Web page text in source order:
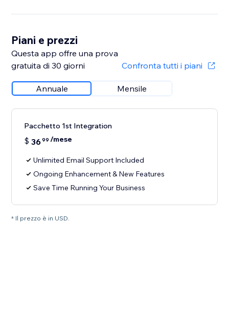
Piani e prezzi
Questa app offre una prova
gratuita di 30 giorni
Confronta tutti i piani
Annuale Mensile
Pacchetto 1st Integration
$ 3699 /mese
Unlimited Email Support Included
Ongoing Enhancement & New Features
Save Time Running Your Business
* Il prezzo è in USD.